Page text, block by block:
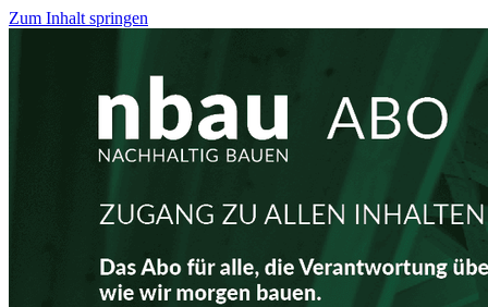
Zum Inhalt springen